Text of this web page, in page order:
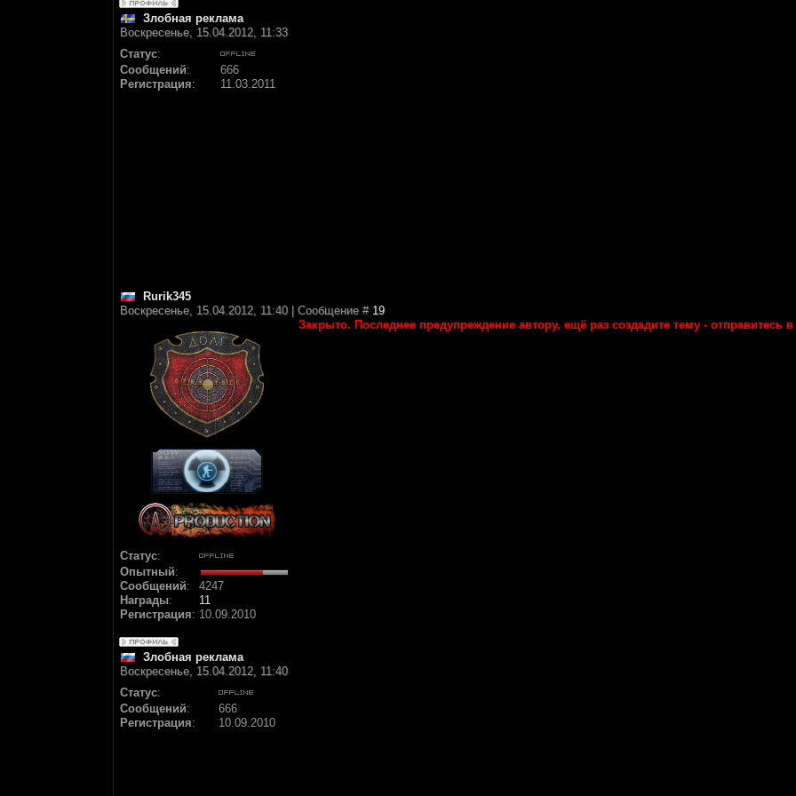
Злобная реклама
Воскресенье, 15.04.2012, 11:33
Статус:
Сообщений:
666
Регистрация: 11.03.2011
Rurik345
Воскресенье, 15.04.2012, 11:40 | Сообщение # 19
Статус:
Опытный:
Сообщений:
4247
Награды:
11
Регистрация: 10.09.2010
Закрыто. Последнее предупреждение автору, ещё раз создадите тему - отправитесь
Злобная реклама
Воскресенье, 15.04.2012, 11:40
Статус:
Сообщений:
666
Регистрация: 10.09.2010